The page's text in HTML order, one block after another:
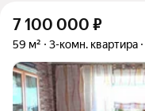
7 100 000 ₽
59 м² 3-комн. квартира